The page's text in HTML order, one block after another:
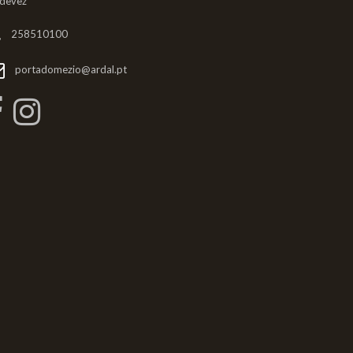
258510100
portadomezio@ardal.pt